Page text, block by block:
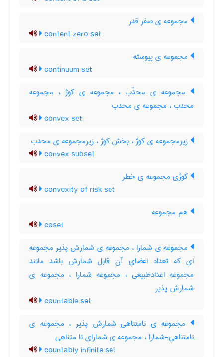
مجموعه ی صفر قدر
content zero set
مجموعه ی پیوسته
continuum set
مجموعه ی محدّب ، مجموعه ی کوژ ، مجموعه
محدب ، مجموعه ی محدب
convex set
زیرمجموعه ی کوژ ، بخش کوژ ، زیرمجموعه ی محدب
convex subset
کوژی مجموعه ی خطر
convexity of risk set
هم مجموعه
coset
مجموعه ی شمارا ، مجموعه ی شمارش پذیر مجموعه
ای که تعداد اعضای آن قابل شمارش باشد مانند
مجموعه اعدادطبیعی ، مجموعه شمارا ، مجموعه ی
شمارش پذیر
countable set
مجموعه ی نامتناهی شمارش پذیر ، مجموعه ی
نامتناهی-شمارا ، مجموعه ی شمارای نا متناهی
countably infinite set